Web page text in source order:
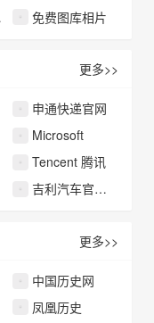
免费图库相片
更多>>
申通快递官网
Microsoft
Tencent 腾讯
吉利汽车官方网站
更多>>
中国历史网
凤凰历史